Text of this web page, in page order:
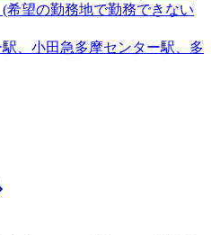
希望の勤務地で勤務できない
、小田急多摩センター駅、多